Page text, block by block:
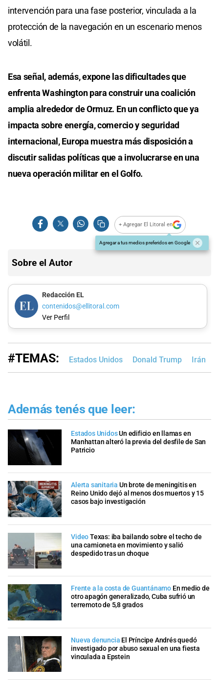
intervención para una fase posterior, vinculada a la
protección de la navegación en un escenario menos
volátil.
Esa señal, además, expone las dificultades que
enfrenta Washington para construir una coalición
amplia alrededor de Ormuz. En un conflicto que ya
impacta sobre energía, comercio y seguridad
internacional, Europa muestra más disposición a
discutir salidas políticas que a involucrarse en una
nueva operación militar en el Golfo.
+ Agregar El Litoral en
Agregar a tus medios preferidos en Google
Sobre el Autor
Redacción EL
contenidos@ellitoral.com
Ver Perfil
#TEMAS: Estados Unidos Donald Trump Irán
Además tenés que leer:
Estados UnidosUn edificio en llamas en
Manhattan alteró la previa del desfile de San
Patricio
Alerta sanitaria Un brote de meningitis en
Reino Unido dejó al menos dos muertos y 15
casos bajo investigación
VideoTexas: iba bailando sobre el techo de
una camioneta en movimiento y salió
despedido tras un choque
Frente a la costa de Guantánamo En medio de
otro apagón generalizado, Cuba sufrió un
terremoto de 5,8 grados
Nueva denuncia El Príncipe Andrés quedó
investigado por abuso sexual en una fiesta
vinculada a Epstein